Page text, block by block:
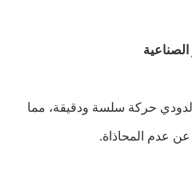
حركة سلسة ودقيقة، مما
عن عدم المحاذاة.